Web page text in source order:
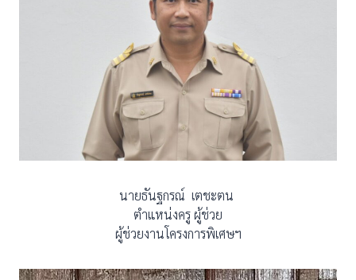
นายธันฐกรณ์ เตชะตน
ตำแหน่งครู ผู้ช่วย
ผู้ช่วยงานโครงการพิเศษฯ